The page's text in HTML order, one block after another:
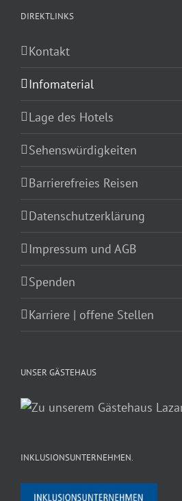
DIREKTLINKS
Kontakt
Infomaterial
Lage des Hotels
Sehenswürdigkeiten
Barrierefreies Reisen
Datenschutzerklärung
Impressum und AGB
Spenden
Karriere | offene Stellen
UNSER GÄSTEHAUS
INKLUSIONSUNTERNEHMEN.